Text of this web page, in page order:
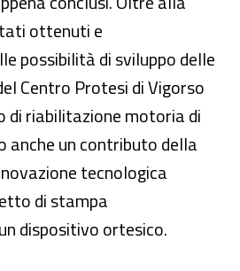
ottenuti e
possibilità di sviluppo delle
Centro Protesi di Vigorso
di riabilitazione motoria di
anche un contributo della
tecnologica
di stampa
dispositivo ortesico.